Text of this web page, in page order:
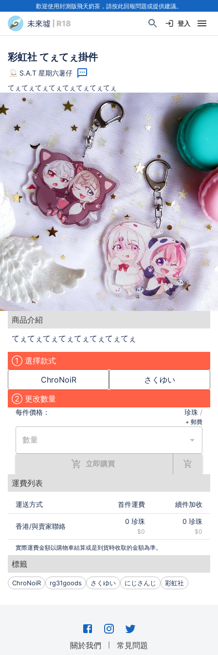
歡迎使用封測版飛天奶茶，請按此回報問題或提供建議。
未來墟 | R18 登入
彩虹社 てぇてぇ掛件
S.A.T 星期六薯仔
てぇてぇてぇてぇてぇてぇてぇてぇ
商品介紹
てぇてぇてぇてぇてぇてぇてぇてぇ
① 選擇款式
ChroNoiR
さくゆい
② 更改數量
每件價格： 珍珠 /
+ 郵費
數量
立即購買
運費列表
運送方式 首件運費 續件加收
香港/與賣家聯絡
0 珍珠
$0
0 珍珠
$0
實際運費金額以購物車結算或是到貨時收取的金額為準。
標籤
ChroNoiR rg31goods さくゆい にじさんじ 彩虹社
關於我們 ｜ 常見問題